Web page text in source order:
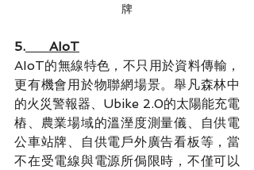
牌
5.
      AIoT
AIoT的無線特色，不只用於資料傳輸，
更有機會用於物聯網場景。舉凡森林中
的火災警報器、Ubike 2.0的太陽能充電
樁、農業場域的溫溼度測量儀、自供電
公車站牌、自供電戶外廣告看板等，當
不在受電線與電源所侷限時，不僅可以